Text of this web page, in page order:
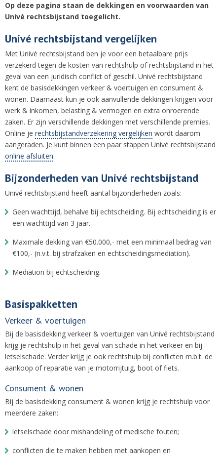
Op deze pagina staan de dekkingen en voorwaarden van
Univé rechtsbijstand toegelicht.
Univé rechtsbijstand vergelijken
Met Univé rechtsbijstand ben je voor een betaalbare prijs
verzekerd tegen de kosten van rechtshulp of rechtsbijstand in het
geval van een juridisch conflict of geschil. Univé rechtsbijstand
kent de basisdekkingen verkeer & voertuigen en consument &
wonen. Daarnaast kun je ook aanvullende dekkingen krijgen voor
werk & inkomen, belasting & vermogen en extra onroerende
zaken. Er zijn verschillende dekkingen met verschillende premies.
Online je rechtsbijstandverzekering vergelijken wordt daarom
aangeraden. Je kunt binnen een paar stappen Univé rechtsbijstand
online afsluiten.
Bijzonderheden van Univé rechtsbijstand
Univé rechtsbijstand heeft aantal bijzonderheden zoals:
Geen wachttijd, behalve bij echtscheiding. Bij echtscheiding is er
een wachttijd van 3 jaar.
Maximale dekking van €50.000,- met een minimaal bedrag van
€100,- (n.v.t. bij strafzaken en echtscheidingsmediation).
Mediation bij echtscheiding.
Basispakketten
Verkeer & voertuigen
Bij de basisdekking verkeer & voertuigen van Univé rechtsbijstand
krijg je rechtshulp in het geval van schade in het verkeer en bij
letselschade. Verder krijg je ook rechtshulp bij conflicten m.b.t. de
aankoop of reparatie van je motorrijtuig, boot of fiets.
Consument & wonen
Bij de basisdekking consument & wonen krijg je rechtshulp voor
meerdere zaken:
letselschade door mishandeling of medische fouten;
conflicten die te maken hebben met aankopen en